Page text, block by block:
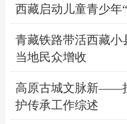
西藏启动儿童青少年
青藏铁路带活西藏小
当地民众增收
高原古城文脉新——
护传承工作综述